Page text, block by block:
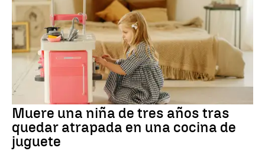
Muere una niña de tres años tras
quedar atrapada en una cocina de
juguete